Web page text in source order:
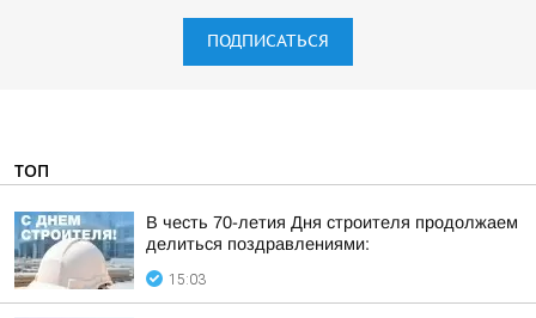
ПОДПИСАТЬСЯ
ТОП
В честь 70-летия Дня строителя продолжаем
делиться поздравлениями:
15:03